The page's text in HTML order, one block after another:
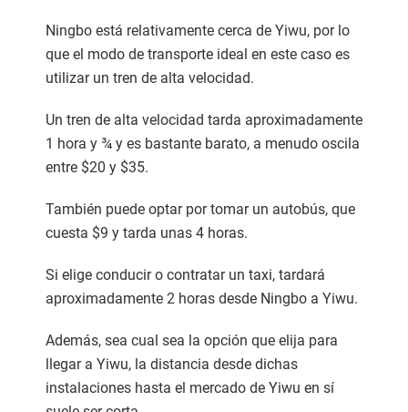
Ningbo está relativamente cerca de Yiwu, por lo
que el modo de transporte ideal en este caso es
utilizar un tren de alta velocidad.
Un tren de alta velocidad tarda aproximadamente
1 hora y ¾ y es bastante barato, a menudo oscila
entre $20 y $35.
También puede optar por tomar un autobús, que
cuesta $9 y tarda unas 4 horas.
Si elige conducir o contratar un taxi, tardará
aproximadamente 2 horas desde Ningbo a Yiwu.
Además, sea cual sea la opción que elija para
llegar a Yiwu, la distancia desde dichas
instalaciones hasta el mercado de Yiwu en sí